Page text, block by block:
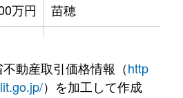
万円 苗穂
万円 東区役所前
動産取引価格情報（http
）を加工して作成